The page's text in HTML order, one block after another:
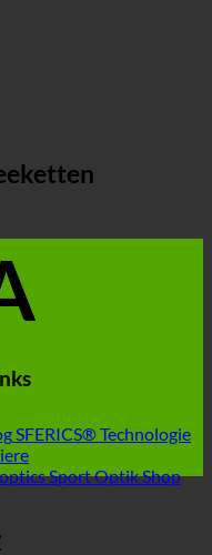
SFERICS® Technologie
Sport Optik Shop